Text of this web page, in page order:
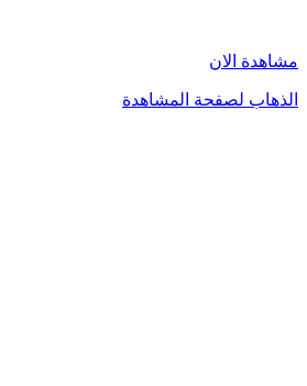
مشاهدة الان
الذهاب لصفحة المشاهدة